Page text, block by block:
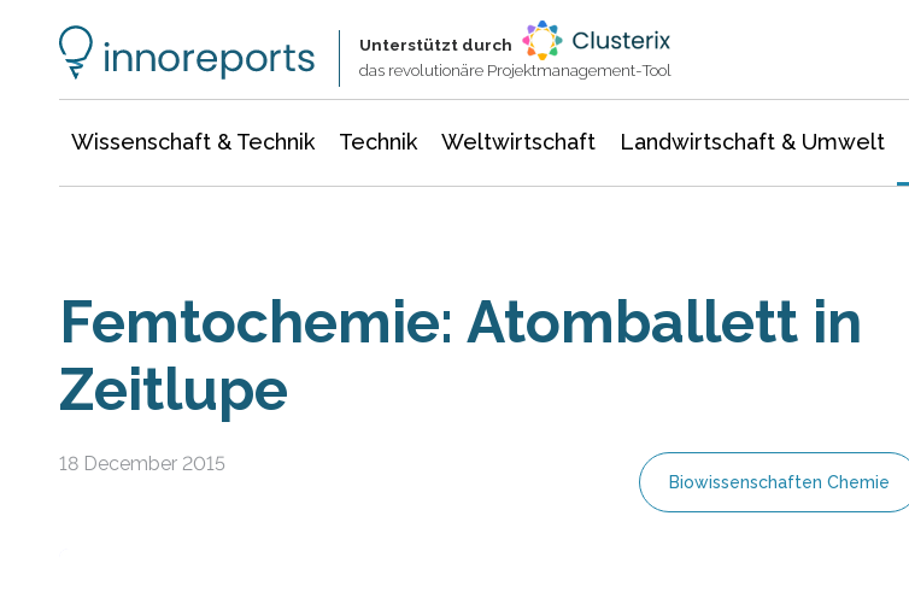
Unterstützt durch
das revolutionäre Projektmanagement-Tool
Wissenschaft & Technik Technik Weltwirtschaft Landwirtschaft & Umwelt
Femtochemie: Atomballett in
Zeitlupe
18 December 2015
Biowissenschaften Chemie